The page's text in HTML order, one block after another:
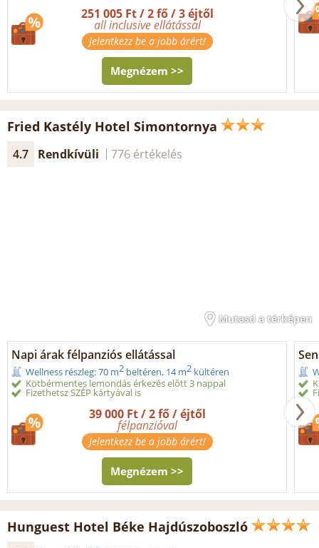
251 005 Ft / 2 fő / 3 éjtől
all inclusive ellátással
Jelentkezz be a jobb árért!
Megnézem >>
Fried Kastély Hotel Simontornya
4.7 Rendkívüli 776 értékelés
Mutasd a térképen
Napi árak félpanziós ellátással
Wellness részleg: 70 m2 beltéren, 14 m2 kültéren
Kötbérmentes lemondás érkezés előtt 3 nappal
Fizethetsz SZÉP kártyával is
39 000 Ft / 2 fő / éjtől
félpanzióval
Jelentkezz be a jobb árért!
Megnézem >>
Hunguest Hotel Béke Hajdúszoboszló